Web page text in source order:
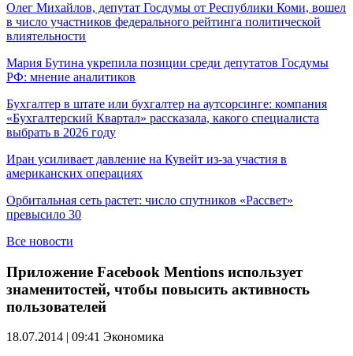
Олег Михайлов, депутат Госдумы от Республики Коми, вошел
в число участников федерального рейтинга политической
влиятельности
Мария Бутина укрепила позиции среди депутатов Госдумы
РФ: мнение аналитиков
Бухгалтер в штате или бухгалтер на аутсорсинге: компания
«Бухгалтерский Квартал» рассказала, какого специалиста
выбрать в 2026 году
Иран усиливает давление на Кувейт из-за участия в
американских операциях
Орбитальная сеть растет: число спутников «Рассвет»
превысило 30
Все новости
Приложение Facebook Mentions использует
знаменитостей, чтобы повысить активность
пользователей
18.07.2014 | 09:41 Экономика